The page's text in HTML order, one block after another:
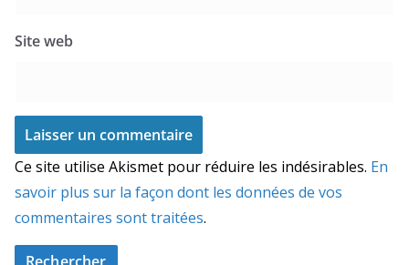
Site web
Ce site utilise Akismet pour réduire les indésirables. En
savoir plus sur la façon dont les données de vos
commentaires sont traitées.